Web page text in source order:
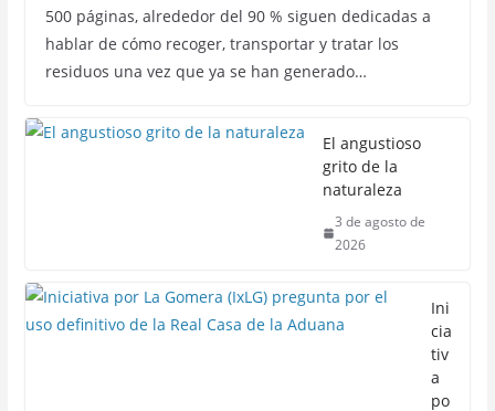
500 páginas, alrededor del 90 % siguen dedicadas a
hablar de cómo recoger, transportar y tratar los
residuos una vez que ya se han generado…
El angustioso
grito de la
naturaleza
3 de agosto de
2026
Ini
cia
tiv
a
po